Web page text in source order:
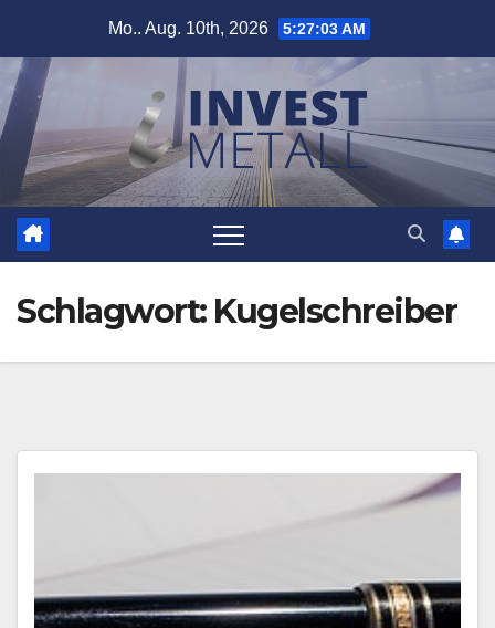
springen
Mo.. Aug. 10th, 2026 5:27:03 AM
Schlagwort: Kugelschreiber